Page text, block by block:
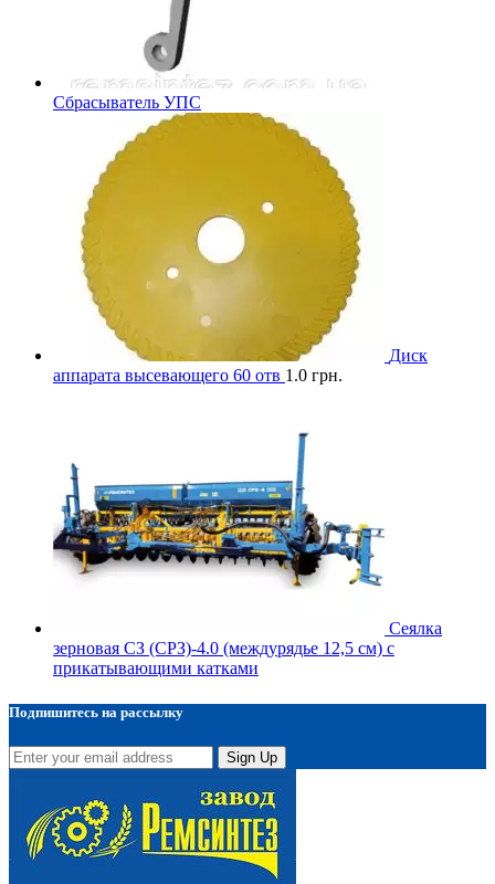
Сбрасыватель УПС
Диск
аппарата высевающего 60 отв 1.0 грн.
Сеялка
зерновая СЗ (СРЗ)-4.0 (междурядье 12,5 см) с
прикатывающими катками
Подпишитесь на рассылку
Sign Up